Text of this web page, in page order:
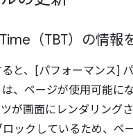
（TBT）の情報
と、[パフォーマンス]
、ページが使用可能
が画面にレンダリング
ックしているため、